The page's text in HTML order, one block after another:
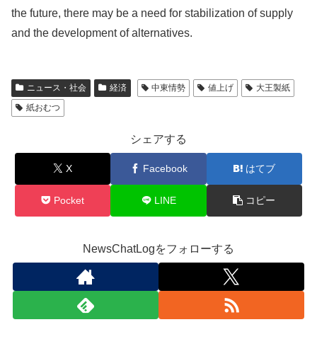
the future, there may be a need for stabilization of supply
and the development of alternatives.
ニュース・社会 経済 中東情勢 値上げ
大王製紙
紙おむつ
シェアする
X Facebook はてブ
Pocket LINE コピー
NewsChatLogをフォローする